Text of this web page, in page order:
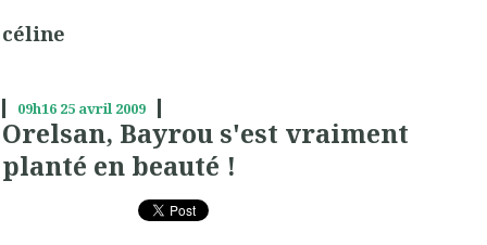
céline
09h16 25 avril 2009
Orelsan, Bayrou s'est vraiment
planté en beauté !